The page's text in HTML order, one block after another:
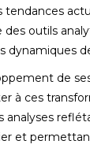
tendances
outils
dynamiques
de
à ces
analyses
et